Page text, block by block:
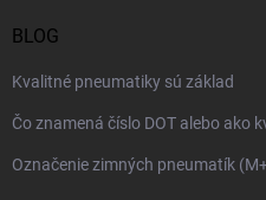
BLOG
Kvalitné pneumatiky sú základ
Čo znamená číslo DOT alebo ako
Označenie zimných pneumatík